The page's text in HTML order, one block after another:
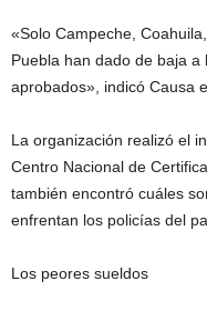
«Solo Campeche,
Puebla han dado de baja
aprobados», indicó Causa
La organización realizó el
Centro Nacional de
también encontró cuáles
enfrentan los policías del
Los peores sueldos